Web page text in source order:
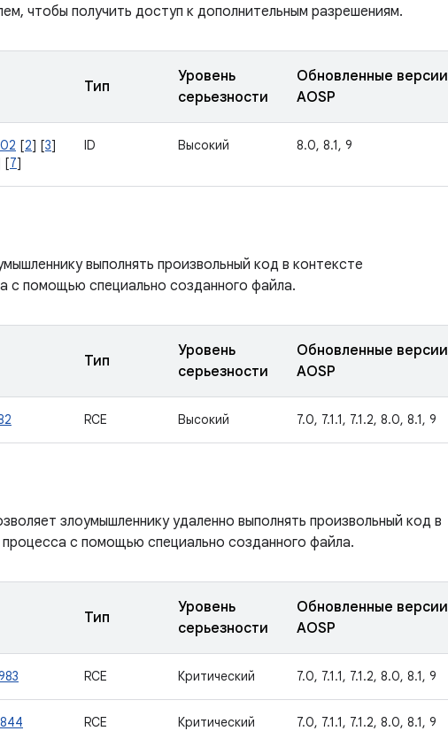
чтобы получить доступ к дополнительным разрешениям.
Тип
Уровень
серьезности
Обновленные версии
AOSP
[2] [3]
[7]
ID Высокий 8.0, 8.1, 9
выполнять произвольный код в контексте
с помощью специально созданного файла.
Тип
Уровень
серьезности
Обновленные версии
AOSP
RCE Высокий 7.0, 7.1.1, 7.1.2, 8.0, 8.1, 9
злоумышленнику удаленно выполнять произвольный код в
процесса с помощью специально созданного файла.
Тип
Уровень
серьезности
Обновленные версии
AOSP
RCE Критический 7.0, 7.1.1, 7.1.2, 8.0, 8.1, 9
RCE Критический 7.0, 7.1.1, 7.1.2, 8.0, 8.1, 9